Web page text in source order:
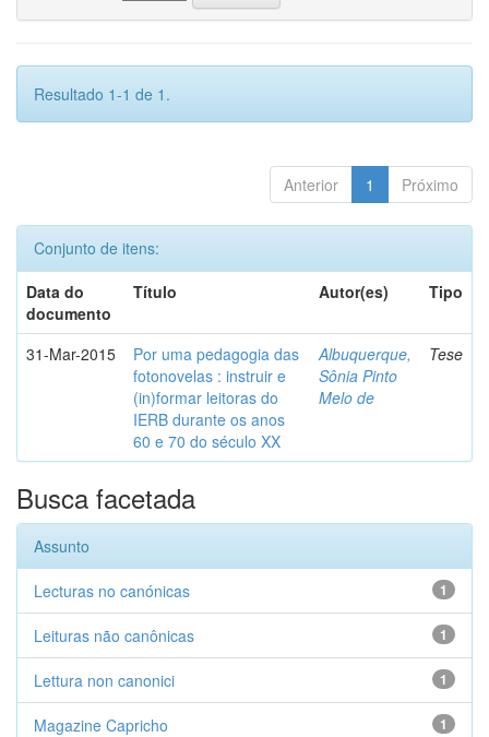
Resultado 1-1 de 1.
Anterior 1 Próximo
Conjunto de itens:
Data do
documento
Título Autor(es) Tipo
31-Mar-2015
Por uma pedagogia das
fotonovelas : instruir e
(in)formar leitoras do
IERB durante os anos
60 e 70 do século XX
Albuquerque,
Sônia Pinto
Melo de
Tese
Busca facetada
Assunto
1
Lecturas no canónicas
1
Leituras não canônicas
1
Lettura non canonici
1
Magazine Capricho